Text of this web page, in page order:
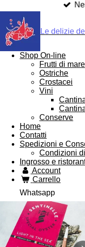
Le delizie
Shop On-line
Frutti di mare
Ostriche
Crostacei
Vini
Conserve
Home
Contatti
Spedizioni e
Condizioni
Ingrosso e
Account
Carrello
Whatsapp